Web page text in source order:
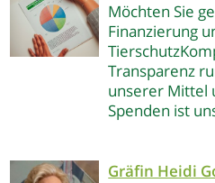
Möchten Sie
Finanzierung
Transparenz
unserer Mittel
Spenden ist
Gräfin Heidi